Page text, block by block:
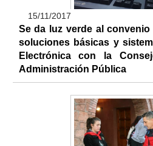
15/11/2017
Se da luz verde al
soluciones básicas y
Electrónica con la
Administración Pública